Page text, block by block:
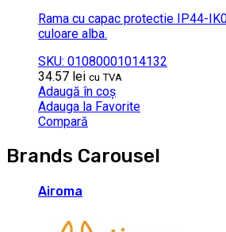
Rama cu capac protectie IP44-
culoare alba.
SKU: 01080001014132
34.57 lei cu TVA
Adaugă în coș
Adauga la Favorite
Compară
Brands Carousel
Airoma